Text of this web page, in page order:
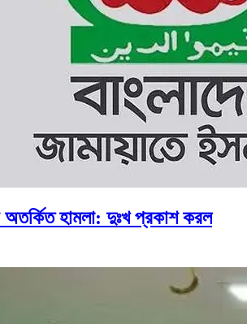
অতর্কিত হামলা: দুঃখ প্রকাশ করল